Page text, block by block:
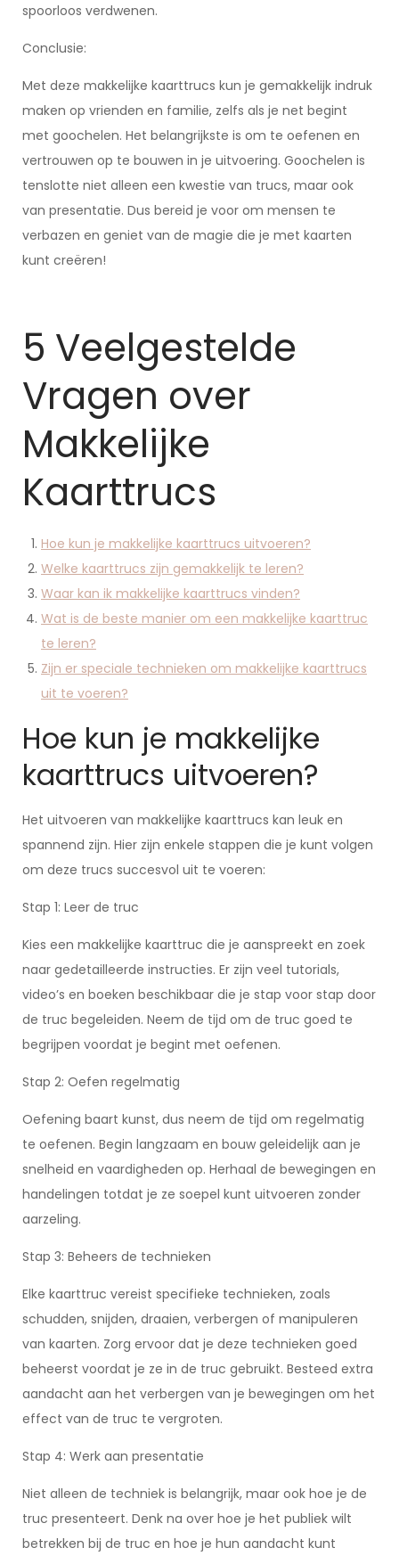
spoorloos verdwenen.
Conclusie:
Met deze makkelijke kaarttrucs kun je gemakkelijk indruk
maken op vrienden en familie, zelfs als je net begint
met goochelen. Het belangrijkste is om te oefenen en
vertrouwen op te bouwen in je uitvoering. Goochelen is
tenslotte niet alleen een kwestie van trucs, maar ook
van presentatie. Dus bereid je voor om mensen te
verbazen en geniet van de magie die je met kaarten
kunt creëren!
5 Veelgestelde
Vragen over
Makkelijke
Kaarttrucs
Hoe kun je makkelijke kaarttrucs uitvoeren?
Welke kaarttrucs zijn gemakkelijk te leren?
Waar kan ik makkelijke kaarttrucs vinden?
Wat is de beste manier om een makkelijke kaarttruc
te leren?
Zijn er speciale technieken om makkelijke kaarttrucs
uit te voeren?
Hoe kun je makkelijke
kaarttrucs uitvoeren?
Het uitvoeren van makkelijke kaarttrucs kan leuk en
spannend zijn. Hier zijn enkele stappen die je kunt volgen
om deze trucs succesvol uit te voeren:
Stap 1: Leer de truc
Kies een makkelijke kaarttruc die je aanspreekt en zoek
naar gedetailleerde instructies. Er zijn veel tutorials,
video’s en boeken beschikbaar die je stap voor stap door
de truc begeleiden. Neem de tijd om de truc goed te
begrijpen voordat je begint met oefenen.
Stap 2: Oefen regelmatig
Oefening baart kunst, dus neem de tijd om regelmatig
te oefenen. Begin langzaam en bouw geleidelijk aan je
snelheid en vaardigheden op. Herhaal de bewegingen en
handelingen totdat je ze soepel kunt uitvoeren zonder
aarzeling.
Stap 3: Beheers de technieken
Elke kaarttruc vereist specifieke technieken, zoals
schudden, snijden, draaien, verbergen of manipuleren
van kaarten. Zorg ervoor dat je deze technieken goed
beheerst voordat je ze in de truc gebruikt. Besteed extra
aandacht aan het verbergen van je bewegingen om het
effect van de truc te vergroten.
Stap 4: Werk aan presentatie
Niet alleen de techniek is belangrijk, maar ook hoe je de
truc presenteert. Denk na over hoe je het publiek wilt
betrekken bij de truc en hoe je hun aandacht kunt